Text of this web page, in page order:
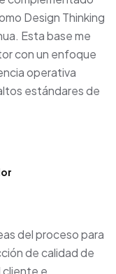
Design Thinking
Esta base me
con un enfoque
operativa
estándares de
del proceso para
de calidad de
cliente e